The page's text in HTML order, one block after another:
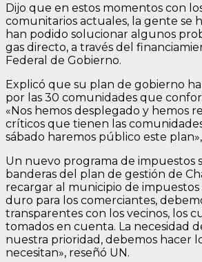
Dijo que en estos momentos con
comunitarios actuales, la gente se
han podido solucionar algunos
gas directo, a través del
Federal de Gobierno.
Explicó que su plan de gobierno
por las 30 comunidades que
«Nos hemos desplegado y hemos
críticos que tienen las
sábado haremos público este
Un nuevo programa de impuestos
banderas del plan de gestión de
recargar al municipio de impuestos
duro para los comerciantes,
transparentes con los vecinos, los
tomados en cuenta. La necesidad
nuestra prioridad, debemos hacer
necesitan», reseñó UN.